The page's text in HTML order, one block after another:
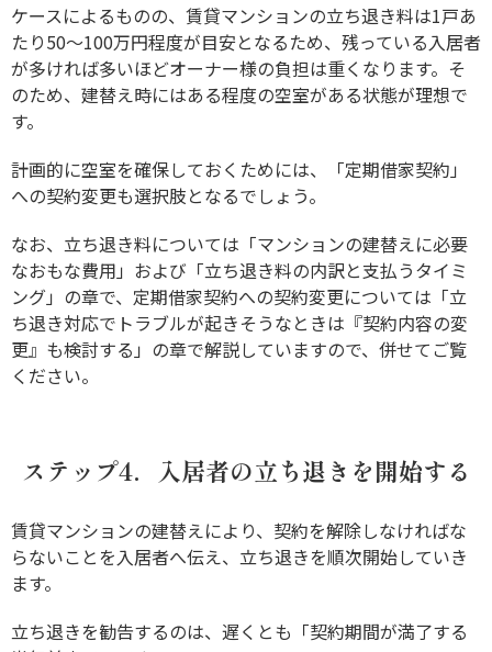
ケースによるものの、賃貸マンションの立ち退き料は1戸あ
たり50～100万円程度が目安となるため、残っている入居者
が多ければ多いほどオーナー様の負担は重くなります。そ
のため、建替え時にはある程度の空室がある状態が理想で
す。
計画的に空室を確保しておくためには、「定期借家契約」
への契約変更も選択肢となるでしょう。
なお、立ち退き料については「マンションの建替えに必要
なおもな費用」および「立ち退き料の内訳と支払うタイミ
ング」の章で、定期借家契約への契約変更については「立
ち退き対応でトラブルが起きそうなときは『契約内容の変
更』も検討する」の章で解説していますので、併せてご覧
ください。
ステップ4．入居者の立ち退きを開始する
賃貸マンションの建替えにより、契約を解除しなければな
らないことを入居者へ伝え、立ち退きを順次開始していき
ます。
立ち退きを勧告するのは、遅くとも「契約期間が満了する